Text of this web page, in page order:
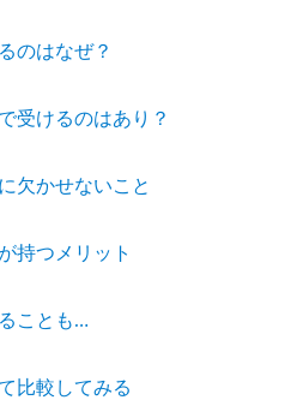
のはなぜ？
受けるのはあり？
欠かせないこと
持つメリット
ことも…
比較してみる